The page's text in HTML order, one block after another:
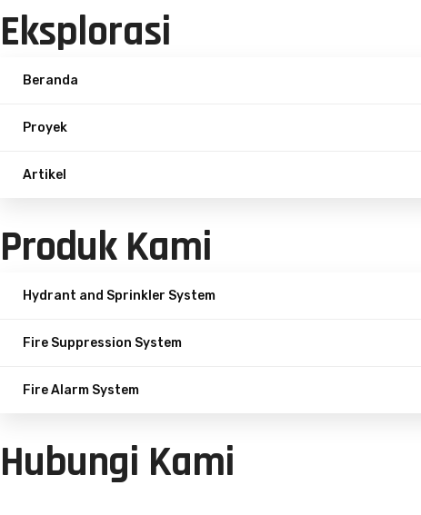
Eksplorasi
Beranda
Proyek
Artikel
Produk Kami
Hydrant and Sprinkler System
Fire Suppression System
Fire Alarm System
Hubungi Kami